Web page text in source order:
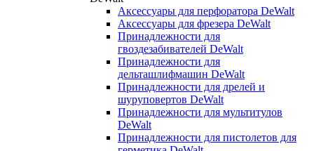
Аксессуары для перфоратора DeWalt
Аксессуары для фрезера DeWalt
Принадлежности для
гвоздезабивателей DeWalt
Принадлежности для
дельташлифмашин DeWalt
Принадлежности для дрелей и
шуруповертов DeWalt
Принадлежности для мультитулов
DeWalt
Принадлежности для пистолетов для